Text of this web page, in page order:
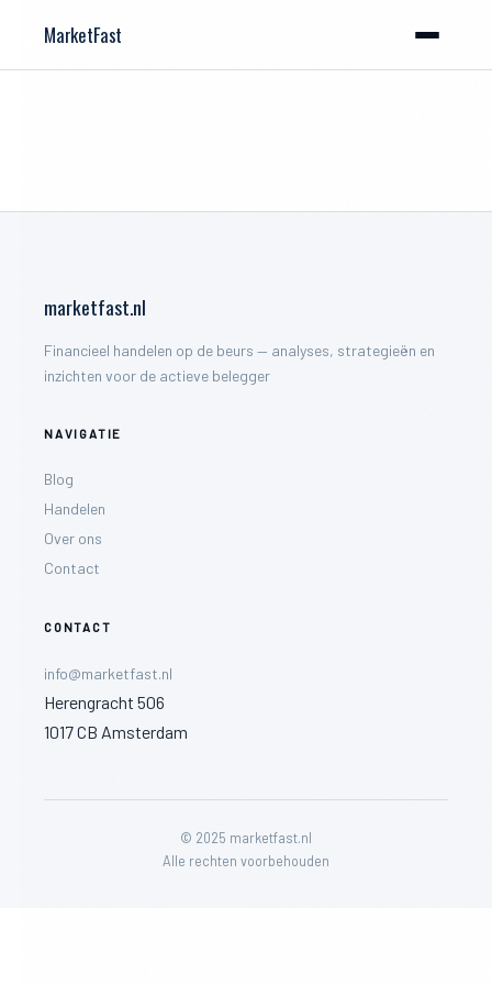
MarketFast
marketfast.nl
Financieel handelen op de beurs — analyses, strategieën en
inzichten voor de actieve belegger
NAVIGATIE
Blog
Handelen
Over ons
Contact
CONTACT
info@marketfast.nl
Herengracht 506
1017 CB Amsterdam
© 2025 marketfast.nl
Alle rechten voorbehouden